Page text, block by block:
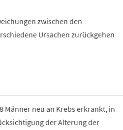
zwischen den
Ursachen zurückgehen
Männer neu an Krebs erkrankt, in
der Alterung der